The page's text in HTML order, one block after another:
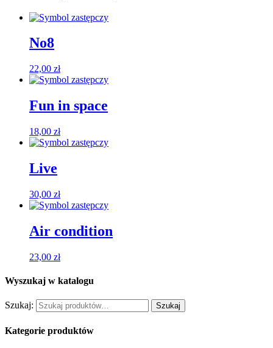
No8
22,00 zł
Fun in space
18,00 zł
Live
30,00 zł
Air condition
23,00 zł
Wyszukaj w katalogu
Szukaj: Szukaj
Kategorie produktów